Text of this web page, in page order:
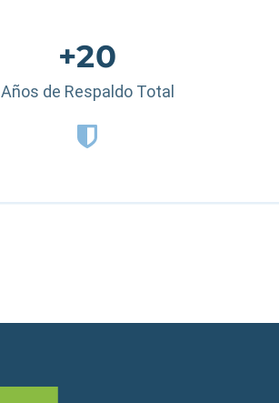
+20
Años de Respaldo Total